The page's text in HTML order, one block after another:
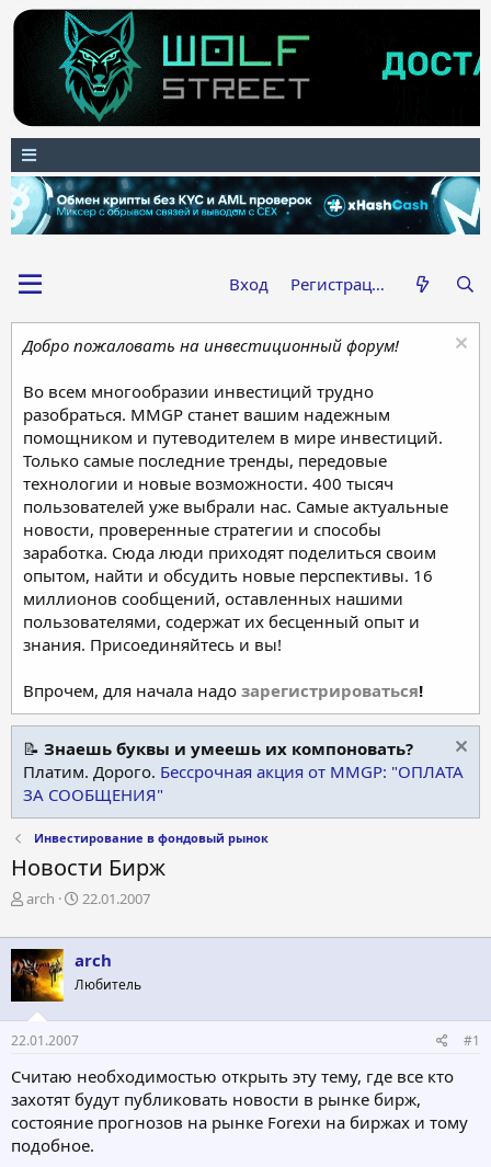
Вход Регистрация
Добро пожаловать на инвестиционный форум!
Во всем многообразии инвестиций трудно
разобраться. MMGP станет вашим надежным
помощником и путеводителем в мире инвестиций.
Только самые последние тренды, передовые
технологии и новые возможности. 400 тысяч
пользователей уже выбрали нас. Самые актуальные
новости, проверенные стратегии и способы
заработка. Сюда люди приходят поделиться своим
опытом, найти и обсудить новые перспективы. 16
миллионов сообщений, оставленных нашими
пользователями, содержат их бесценный опыт и
знания. Присоединяйтесь и вы!
Впрочем, для начала надо зарегистрироваться!
📝 Знаешь буквы и умеешь их компоновать?
Платим. Дорого. Бессрочная акция от MMGP: "ОПЛАТА
ЗА СООБЩЕНИЯ"
Инвестирование в фондовый рынок
Новости Бирж
А
т
о
р
т
е
м
ы
arch
Д
т
а
н
а
ч
л
а
22.01.2007
arch
Любитель
22.01.2007 #1
Считаю необходимостью открыть эту тему, где все кто
захотят будут публиковать новости в рынке бирж,
состояние прогнозов на рынке Forexи на биржах и тому
подобное.